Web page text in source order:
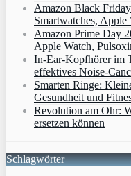
Amazon Black
Smartwatches,
Amazon Prime Day
Apple Watch,
In-Ear-Kopfhörer im
effektives Noise-
Smarten Ringe:
Gesundheit und
Revolution am Ohr:
ersetzen können
Schlagwörter